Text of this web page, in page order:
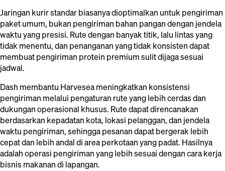
Jaringan kurir standar biasanya dioptimalkan untuk pengiriman
paket umum, bukan pengiriman bahan pangan dengan jendela
waktu yang presisi. Rute dengan banyak titik, lalu lintas yang
tidak menentu, dan penanganan yang tidak konsisten dapat
membuat pengiriman protein premium sulit dijaga sesuai
jadwal.
Dash membantu Harvesea meningkatkan konsistensi
pengiriman melalui pengaturan rute yang lebih cerdas dan
dukungan operasional khusus. Rute dapat direncanakan
berdasarkan kepadatan kota, lokasi pelanggan, dan jendela
waktu pengiriman, sehingga pesanan dapat bergerak lebih
cepat dan lebih andal di area perkotaan yang padat. Hasilnya
adalah operasi pengiriman yang lebih sesuai dengan cara kerja
bisnis makanan di lapangan.